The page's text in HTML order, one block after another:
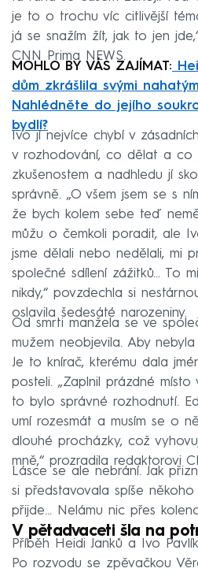
je to o trochu víc citlivější
já se snažím žít, jak to jen
CNN Prima NEWS.
MOHLO BY VÁS ZAJÍMAT:
dům zkrášlila svými
Nahlédněte do jejího
bydlí?
Ivo jí nejvíce chybí v
v rozhodování, co dělat a co
zkušenostem a nadhledu jí
správně. „O všem jsem se s
že bych kolem sebe teď
můžu o čemkoli poradit, ale
jsme dělali nebo nedělali, mi
společné sdílení zážitků... To
nikdy,“ povzdechla si
oslavila šedesáté narozeniny.
Od smrti manžela se ve
mužem neobjevila. Aby
Je to knírač, kterému dala
posteli. „Zaplnil prázdné
to bylo správné rozhodnutí.
umí rozesmát a musím se o
dlouhé procházky, což
mně,“ prozradila redaktorovi
Lásce se ale nebrání. Jak
si představovala spíše někoho
přijde... Nelámu nic přes
V pětadvaceti šla na
Příběh Heidi Janků a Ivo
Po rozvodu se zpěvačkou